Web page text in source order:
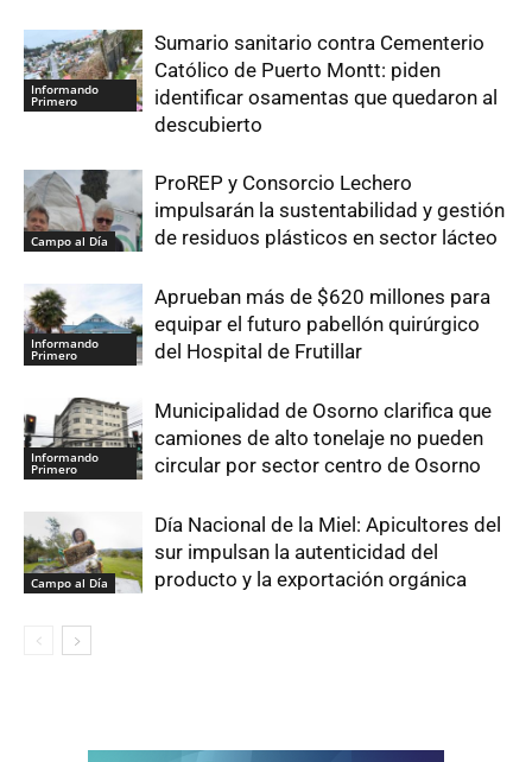
Informando
Primero
Sumario sanitario contra Cementerio
Católico de Puerto Montt: piden
identificar osamentas que quedaron al
descubierto
Campo al Día
ProREP y Consorcio Lechero
impulsarán la sustentabilidad y gestión
de residuos plásticos en sector lácteo
Informando
Primero
Aprueban más de $620 millones para
equipar el futuro pabellón quirúrgico
del Hospital de Frutillar
Informando
Primero
Municipalidad de Osorno clarifica que
camiones de alto tonelaje no pueden
circular por sector centro de Osorno
Campo al Día
Día Nacional de la Miel: Apicultores del
sur impulsan la autenticidad del
producto y la exportación orgánica